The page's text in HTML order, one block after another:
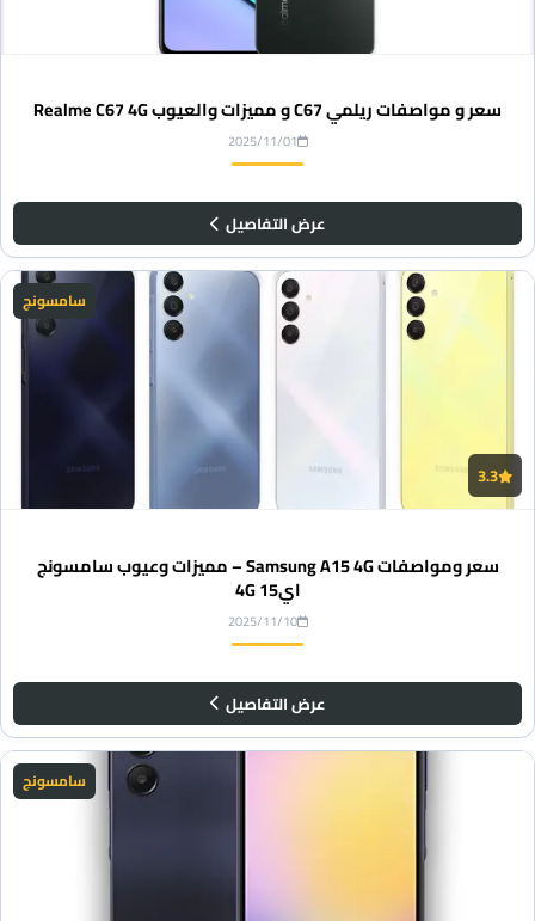
سعر و مواصفات ريلمي C67 و مميزات والعيوب Realme C67 4G
2025/11/01
عرض التفاصيل
سامسونج
3.3
سعر ومواصفات Samsung A15 4G – مميزات وعيوب سامسونج
اي15 4G
2025/11/10
عرض التفاصيل
سامسونج